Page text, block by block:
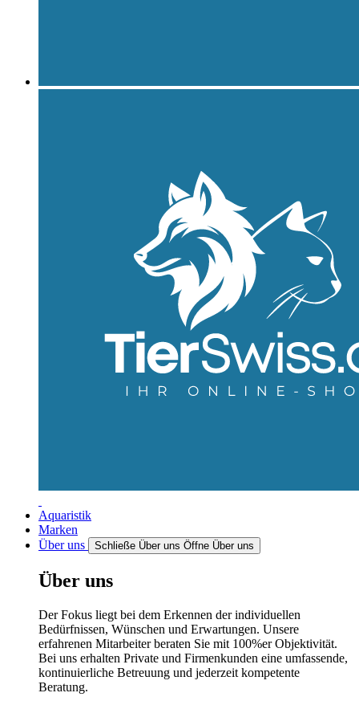
Aquaristik
Marken
Über uns
Schließe Über uns Öffne Über uns
Über uns
Der Fokus liegt bei dem Erkennen der individuellen
Bedürfnissen, Wünschen und Erwartungen. Unsere
erfahrenen Mitarbeiter beraten Sie mit 100%er Objektivität.
Bei uns erhalten Private und Firmenkunden eine umfassende,
kontinuierliche Betreuung und jederzeit kompetente
Beratung.